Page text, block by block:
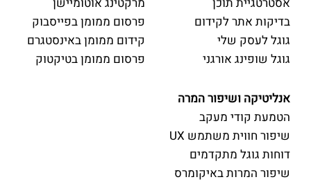
בדיקות אתר לקידום
גוגל לעסק שלי
גוגל שופינג אורגני
פרסום ממומן בפייסבוק
קידום ממומן באינסטגרם
פרסום ממומן בטיקטוק
אנליטיקה ושיפור המרה
הטמעת קודי מעקב
שיפור חווית משתמש UX
דוחות גוגל מתקדמים
שיפור המרות באיקומרס